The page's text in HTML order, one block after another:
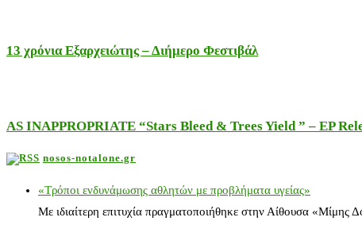
13 χρόνια Εξαρχειώτης – Διήμερο Φεστιβάλ
AS INAPPROPRIATE “Stars Bleed & Trees Yield ” – EP
nosos-notalone.gr
«Τρόποι ενδυνάμωσης αθλητών με προβλήματα υγείας»
Με ιδιαίτερη επιτυχία πραγματοποιήθηκε στην Αίθουσα